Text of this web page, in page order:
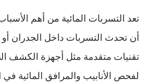
تعد التسربات المائية من أهم
أن تحدث التسربات داخل الجدران
تقنيات متقدمة مثل أجهزة الكشف
لفحص الأنابيب والمرافق المائية